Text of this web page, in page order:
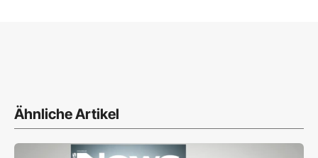
Ähnliche Artikel